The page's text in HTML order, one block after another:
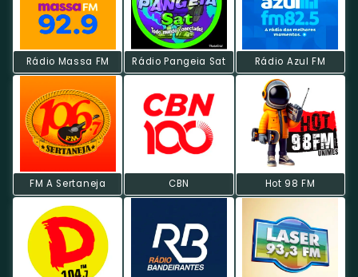
Rádio Massa FM Rádio Pangeia Sat Rádio Azul FM
FM A Sertaneja CBN Hot 98 FM